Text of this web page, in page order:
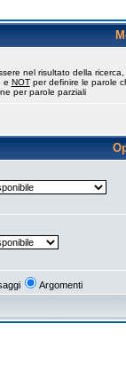
nel risultato della ricerca,
e NOTper definire le parole
per parole parziali
Argomenti